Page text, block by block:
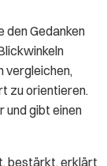
den Gedanken
vergleichen,
zu orientieren.
gibt einen
bestärkt, erklärt